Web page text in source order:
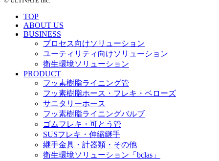
TOP
ABOUT US
BUSINESS
プロセス向けソリューション
ユーティリティ向けソリューション
衛生環境ソリューション
PRODUCT
フッ素樹脂ライニング管
フッ素樹脂ホース・フレキ・ベローズ
サニタリーホース
フッ素樹脂ライニングバルブ
ゴムフレキ・可とう管
SUSフレキ・伸縮継手
継手金具・計器類・その他
衛生環境ソリューション「bclas」